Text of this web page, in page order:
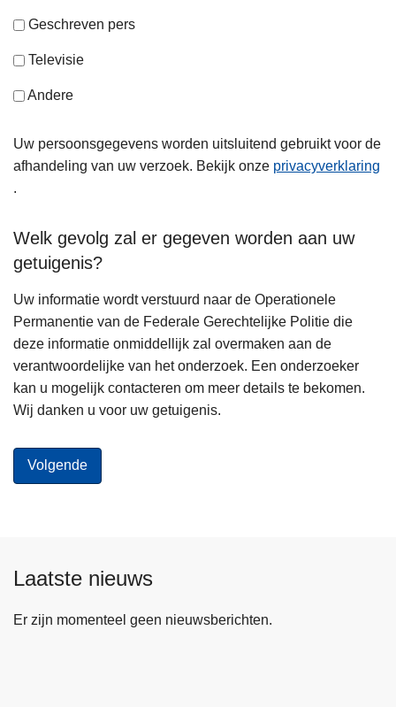
Geschreven pers
Televisie
Andere
Uw persoonsgegevens worden uitsluitend gebruikt voor de
afhandeling van uw verzoek. Bekijk onze privacyverklaring
.
Welk gevolg zal er gegeven worden aan uw
getuigenis?
Uw informatie wordt verstuurd naar de Operationele
Permanentie van de Federale Gerechtelijke Politie die
deze informatie onmiddellijk zal overmaken aan de
verantwoordelijke van het onderzoek. Een onderzoeker
kan u mogelijk contacteren om meer details te bekomen.
Wij danken u voor uw getuigenis.
Laatste nieuws
Er zijn momenteel geen nieuwsberichten.